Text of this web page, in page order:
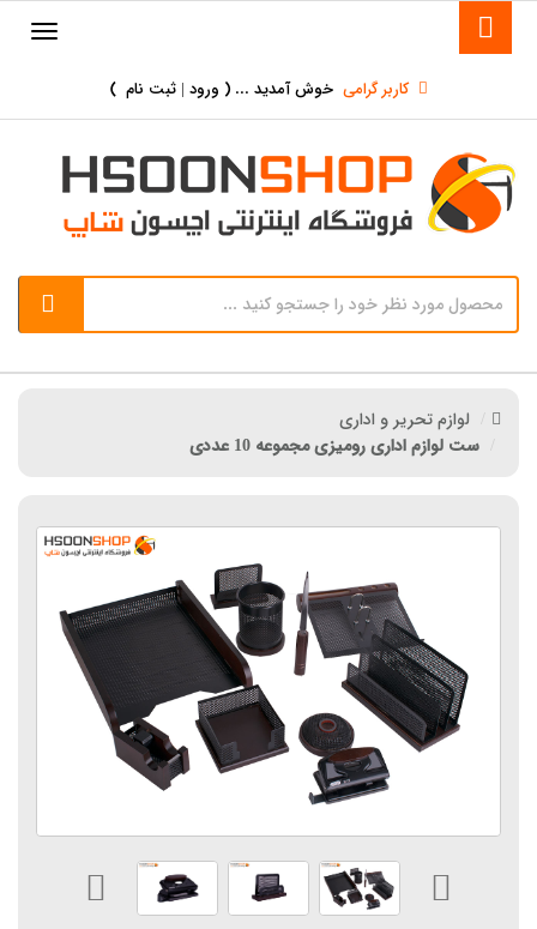
کاربر گرامی خوش آمدید ... ( ورود | ثبت نام )
لوازم تحریر و اداری
ست لوازم اداری رومیزی مجموعه 10 عددی